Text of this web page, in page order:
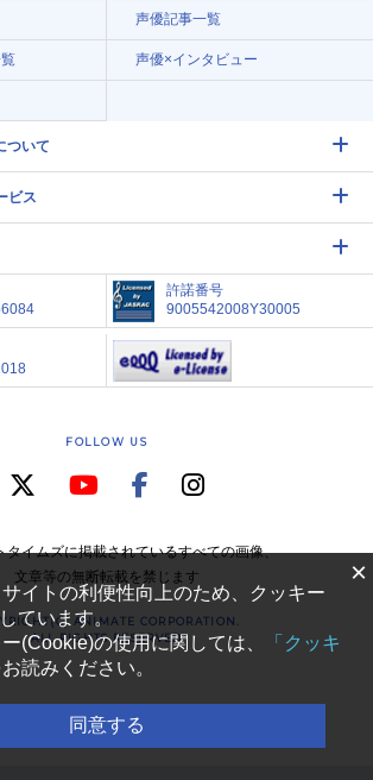
声優記事一覧
声優×インタビュー
ついて
ビス
許諾番号
9005542008Y30005
FOLLOW US
タイムズに掲載されているすべての画像、
文章等の無断転載を禁じます
ANIMATE CORPORATION.
ALL RIGHTS RESERVED
×
イトの利便性向上のため、クッキー
ています。
(Cookie)の使用に関しては、
「クッキ
お読みください。
同意する